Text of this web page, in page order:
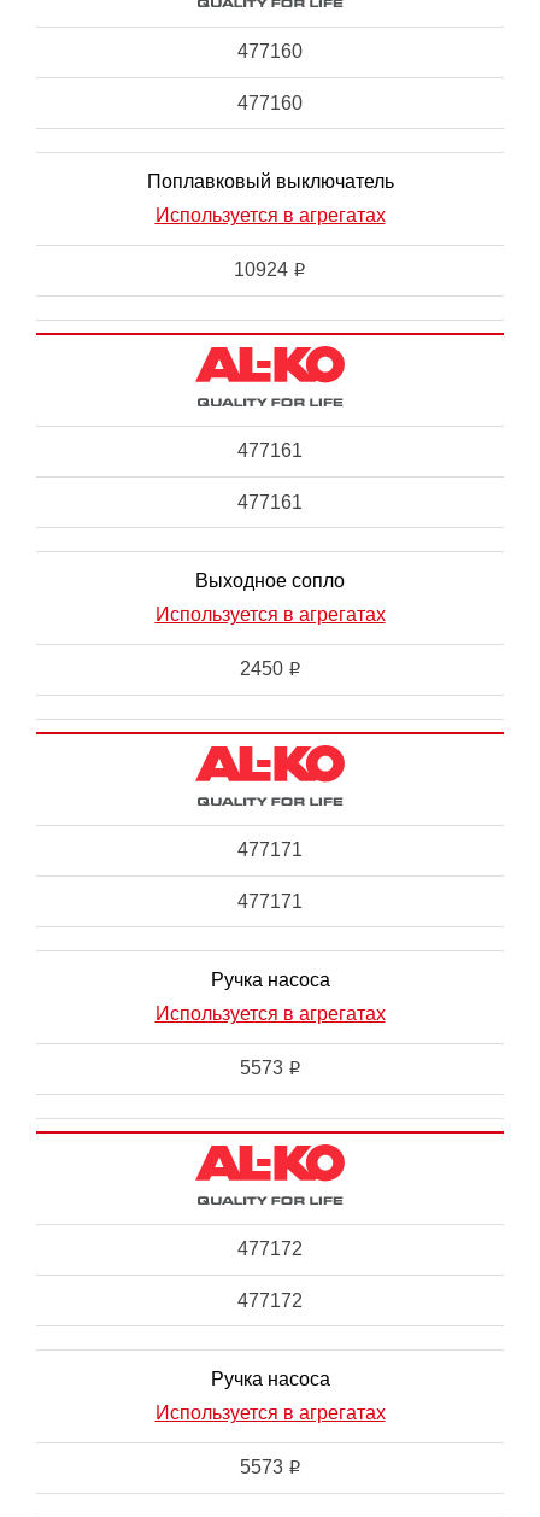
477160
477160
Поплавковый выключатель
Используется в агрегатах
10924 i
477161
477161
Выходное сопло
Используется в агрегатах
2450 i
477171
477171
Ручка насоса
Используется в агрегатах
5573 i
477172
477172
Ручка насоса
Используется в агрегатах
5573 i